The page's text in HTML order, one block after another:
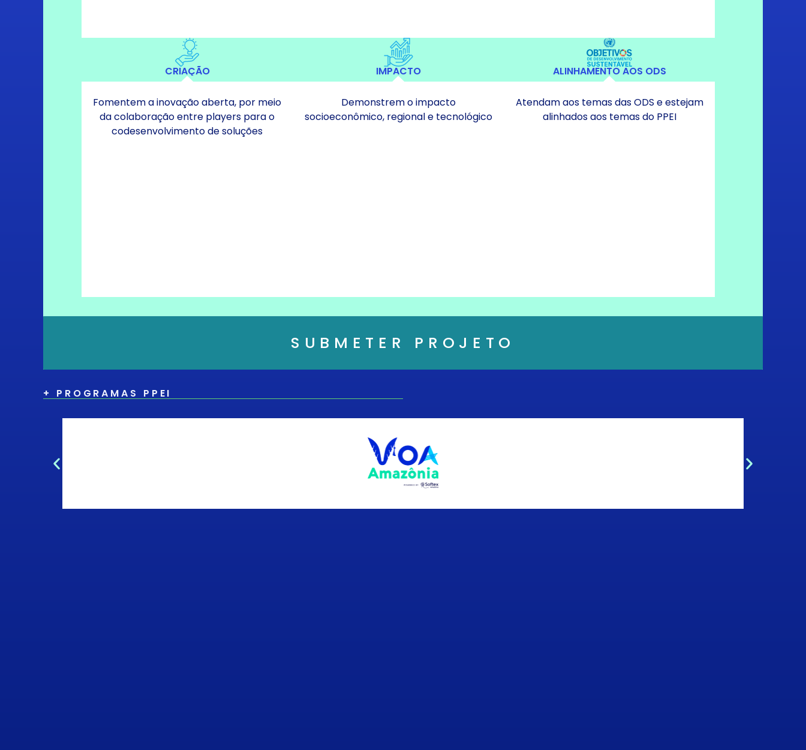
CRIAÇÃO
Fomentem a inovação aberta, por meio
da colaboração entre players para o
codesenvolvimento de soluções
IMPACTO
Demonstrem o impacto
socioeconômico, regional e tecnológico
ALINHAMENTO AOS ODS
Atendam aos temas das ODS e estejam
alinhados aos temas do PPEI
SUBMETER PROJETO
+ PROGRAMAS PPEI